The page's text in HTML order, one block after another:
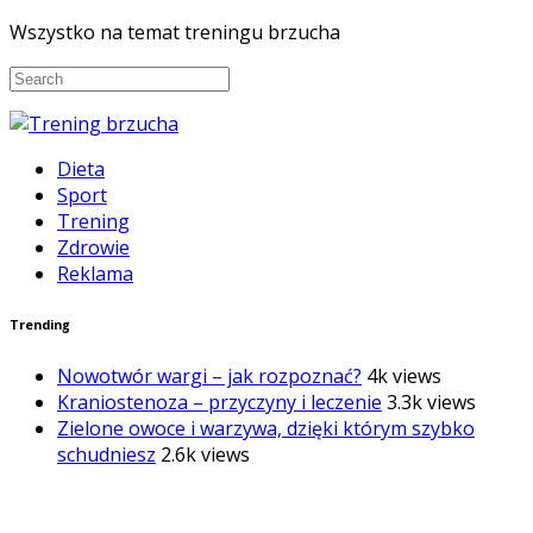
Wszystko na temat treningu brzucha
Dieta
Sport
Trening
Zdrowie
Reklama
Trending
Nowotwór wargi – jak rozpoznać? 4k views
Kraniostenoza – przyczyny i leczenie 3.3k views
Zielone owoce i warzywa, dzięki którym szybko
schudniesz 2.6k views